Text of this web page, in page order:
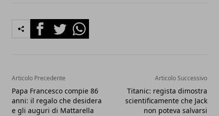
FacebookTwitterWhatsapp
Articolo Precedente
Papa Francesco compie 86
anni: il regalo che desidera
e gli auguri di Mattarella
Articolo Successivo
Titanic: regista dimostra
scientificamente che Jack
non poteva salvarsi